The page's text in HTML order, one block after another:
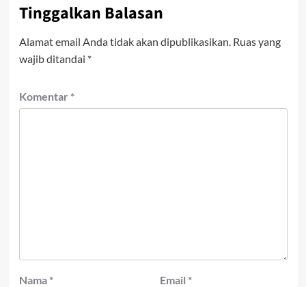
Tinggalkan Balasan
Alamat email Anda tidak akan dipublikasikan. Ruas yang
wajib ditandai *
Komentar *
Nama * Email *